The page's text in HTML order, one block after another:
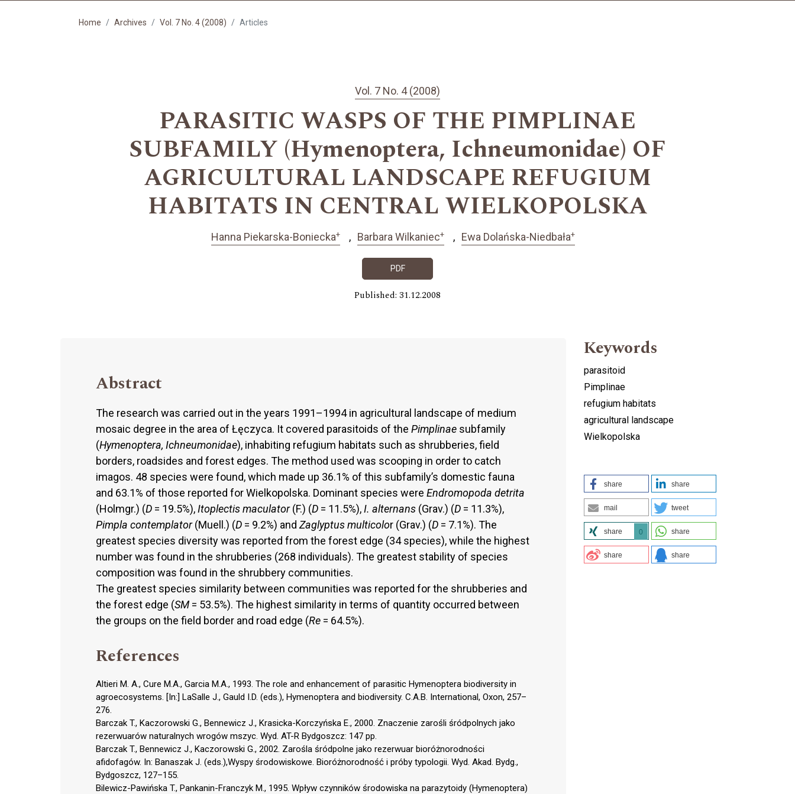
Home Archives Vol. 7 No. 4 (2008) Articles
Vol. 7 No. 4 (2008)
PARASITIC WASPS OF THE PIMPLINAE
SUBFAMILY (Hymenoptera, Ichneumonidae) OF
AGRICULTURAL LANDSCAPE REFUGIUM
HABITATS IN CENTRAL WIELKOPOLSKA
Hanna Piekarska-Boniecka+ Barbara Wilkaniec+ Ewa Dolańska-Niedbała+
PDF
Published: 31.12.2008
Abstract
The research was carried out in the years 1991–1994 in agricultural landscape of medium
mosaic degree in the area of Łęczyca. It covered parasitoids of the Pimplinae subfamily
(Hymenoptera, Ichneumonidae), inhabiting refugium habitats such as shrubberies, field
borders, roadsides and forest edges. The method used was scooping in order to catch
imagos. 48 species were found, which made up 36.1% of this subfamily’s domestic fauna
and 63.1% of those reported for Wielkopolska. Dominant species were Endromopoda detrita
(Holmgr.) (D = 19.5%),Itoplectis maculator(F.) (D = 11.5%),I. alternans (Grav.) (D = 11.3%),
Pimpla contemplator(Muell.) (D = 9.2%) and Zaglyptus multicolor (Grav.) (D = 7.1%). The
greatest species diversity was reported from the forest edge (34 species), while the highest
number was found in the shrubberies (268 individuals). The greatest stability of species
composition was found in the shrubbery communities.
The greatest species similarity between communities was reported for the shrubberies and
the forest edge (SM = 53.5%). The highest similarity in terms of quantity occurred between
the groups on the field border and road edge (Re = 64.5%).
References
Altieri M. A., Cure M.A., Garcia M.A., 1993. The role and enhancement of parasitic Hymenoptera biodiversity in
agroecosystems. [In:] LaSalle J., Gauld I.D. (eds.), Hymenoptera and biodiversity. C.A.B. International, Oxon, 257–
276.
Barczak T., Kaczorowski G., Bennewicz J., Krasicka-Korczyńska E., 2000. Znaczenie zarośli śródpolnych jako
rezerwuarów naturalnych wrogów mszyc. Wyd. AT-R Bydgoszcz: 147 pp.
Barczak T., Bennewicz J., Kaczorowski G., 2002. Zarośla śródpolne jako rezerwuar bioróżnorodności
afidofagów. In: Banaszak J. (eds.),Wyspy środowiskowe. Bioróżnorodność i próby typologii. Wyd. Akad. Bydg.,
Bydgoszcz, 127–155.
Bilewicz-Pawińska T., Pankanin-Franczyk M., 1995. Wpływ czynników środowiska na parazytoidy (Hymenoptera)
Keywords
parasitoid
Pimplinae
refugium habitats
agricultural landscape
Wielkopolska
share share
mail tweet
share 0 share
share share